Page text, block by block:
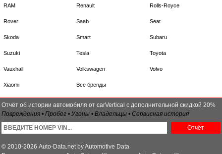
RAM Renault Rolls-Royce
Rover Saab Seat
Skoda Smart Subaru
Suzuki Tesla Toyota
Vauxhall Volkswagen Volvo
Xiaomi Все бренды
Отчёт об истории автомобиля от carVertical с дополнительной скидкой 20%
Повреждения • Пробег • Угоны • Владельцы • Сервисная история
Отчёт
© 2010-2026 Auto-Data.net by Automotive Data